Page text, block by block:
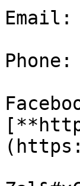
Email: